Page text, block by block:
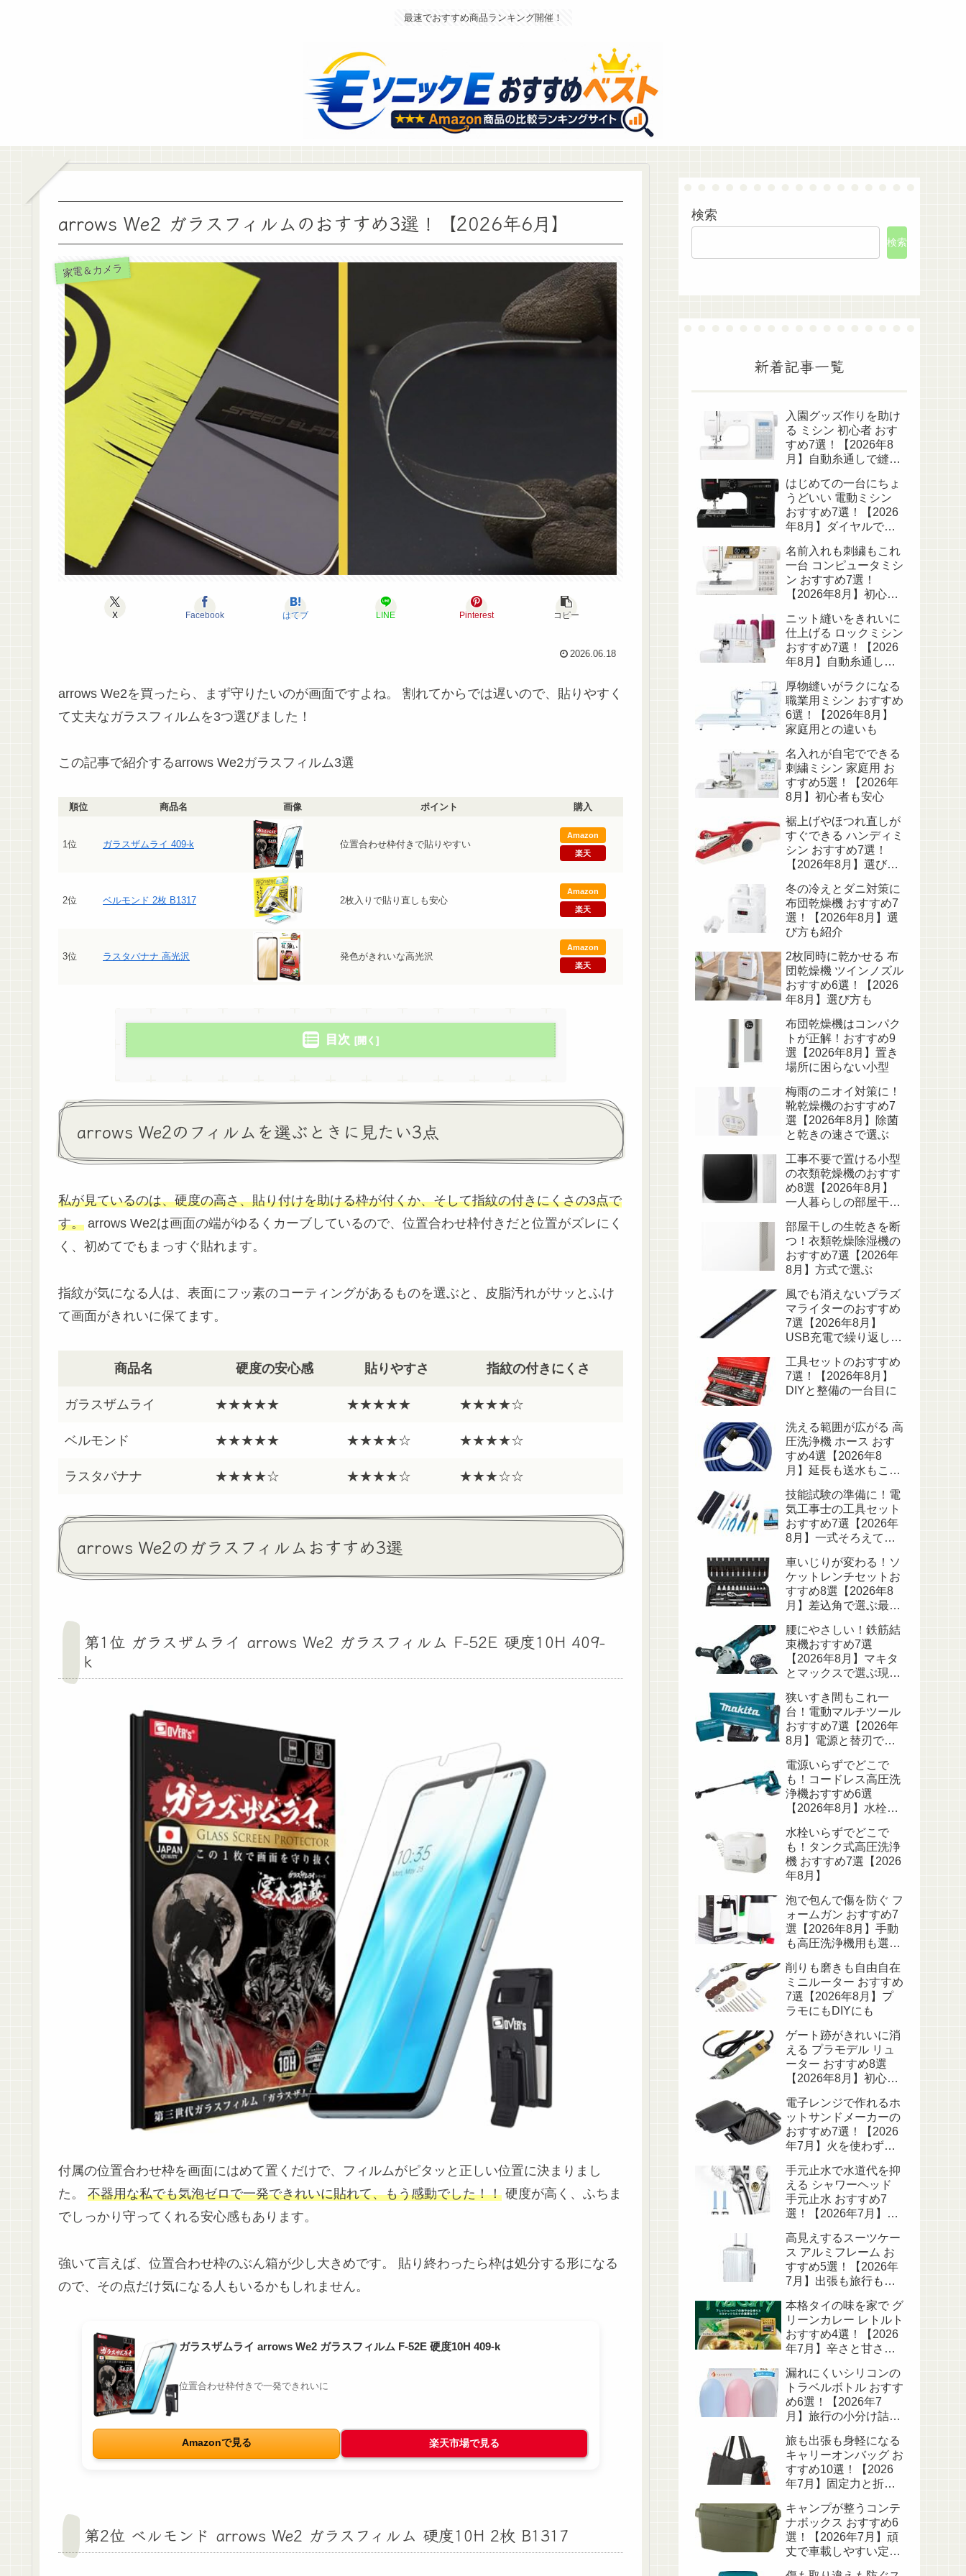
最速でおすすめ商品ランキング開催！
arrows We2 ガラスフィルムのおすすめ3選！【2026年6月】
家電＆カメラ
X Facebook はてブ LINE Pinterest コピー
2026.06.18
arrows We2を買ったら、まず守りたいのが画面ですよね。 割れてからでは遅いので、貼りやすく
て丈夫なガラスフィルムを3つ選びました！
この記事で紹介するarrows We2ガラスフィルム3選
順位 商品名 画像 ポイント 購入
1位 ガラスザムライ 409-k 位置合わせ枠付きで貼りやすい
Amazon
楽天
2位 ベルモンド 2枚 B1317 2枚入りで貼り直しも安心
Amazon
楽天
3位 ラスタバナナ 高光沢 発色がきれいな高光沢
Amazon
楽天
目次
arrows We2のフィルムを選ぶときに見たい3点
私が見ているのは、硬度の高さ、貼り付けを助ける枠が付くか、そして指紋の付きにくさの3点で
す。 arrows We2は画面の端がゆるくカーブしているので、位置合わせ枠付きだと位置がズレにく
く、初めてでもまっすぐ貼れます。
指紋が気になる人は、表面にフッ素のコーティングがあるものを選ぶと、皮脂汚れがサッとふけ
て画面がきれいに保てます。
商品名 硬度の安心感 貼りやすさ 指紋の付きにくさ
ガラスザムライ ★★★★★ ★★★★★ ★★★★☆
ベルモンド ★★★★★ ★★★★☆ ★★★★☆
ラスタバナナ ★★★★☆ ★★★★☆ ★★★☆☆
arrows We2のガラスフィルムおすすめ3選
第1位 ガラスザムライ arrows We2 ガラスフィルム F-52E 硬度10H 409-
k
付属の位置合わせ枠を画面にはめて置くだけで、フィルムがピタッと正しい位置に決まりまし
た。 不器用な私でも気泡ゼロで一発できれいに貼れて、もう感動でした！！ 硬度が高く、ふちま
でしっかり守ってくれる安心感もあります。
強いて言えば、位置合わせ枠のぶん箱が少し大きめです。 貼り終わったら枠は処分する形になる
ので、その点だけ気になる人もいるかもしれません。
ガラスザムライ arrows We2 ガラスフィルム F-52E 硬度10H 409-k
位置合わせ枠付きで一発できれいに
Amazonで見る 楽天市場で見る
第2位 ベルモンド arrows We2 ガラスフィルム 硬度10H 2枚 B1317
検索
検索
新着記事一覧
入園グッズ作りを助け
る ミシン 初心者 おす
すめ7選！【2026年8
月】自動糸通しで縫い
はじめての一台にちょ
うどいい 電動ミシン
おすすめ7選！【2026
年8月】ダイヤルで簡
名前入れも刺繍もこれ
一台 コンピュータミシ
ン おすすめ7選！
【2026年8月】初心者
ニット縫いをきれいに
仕上げる ロックミシン
おすすめ7選！【2026
年8月】自動糸通しで
厚物縫いがラクになる
職業用ミシン おすすめ
6選！【2026年8月】
家庭用との違いも
名入れが自宅でできる
刺繍ミシン 家庭用 お
すすめ5選！【2026年
8月】初心者も安心
裾上げやほつれ直しが
すぐできる ハンディミ
シン おすすめ7選！
【2026年8月】選び方
冬の冷えとダニ対策に
布団乾燥機 おすすめ7
選！【2026年8月】選
び方も紹介
2枚同時に乾かせる 布
団乾燥機 ツインノズル
おすすめ6選！【2026
年8月】選び方も
布団乾燥機はコンパク
トが正解！おすすめ9
選【2026年8月】置き
場所に困らない小型
梅雨のニオイ対策に！
靴乾燥機のおすすめ7
選【2026年8月】除菌
と乾きの速さで選ぶ
工事不要で置ける小型
の衣類乾燥機のおすす
め8選【2026年8月】
一人暮らしの部屋干し
部屋干しの生乾きを断
つ！衣類乾燥除湿機の
おすすめ7選【2026年
8月】方式で選ぶ
風でも消えないプラズ
マライターのおすすめ
7選【2026年8月】
USB充電で繰り返し使
工具セットのおすすめ
7選！【2026年8月】
DIYと整備の一台目に
洗える範囲が広がる 高
圧洗浄機 ホース おす
すめ4選【2026年8
月】延長も送水もこれ
技能試験の準備に！電
気工事士の工具セット
おすすめ7選【2026年
8月】一式そろえて練
車いじりが変わる！ソ
ケットレンチセットお
すすめ8選【2026年8
月】差込角で選ぶ最初
腰にやさしい！鉄筋結
束機おすすめ7選
【2026年8月】マキタ
とマックスで選ぶ現場
狭いすき間もこれ一
台！電動マルチツール
おすすめ7選【2026年
8月】電源と替刃で選
電源いらずでどこで
も！コードレス高圧洗
浄機おすすめ6選
【2026年8月】水栓な
水栓いらずでどこで
も！タンク式高圧洗浄
機 おすすめ7選【2026
年8月】
泡で包んで傷を防ぐ フ
ォームガン おすすめ7
選【2026年8月】手動
も高圧洗浄機用も選べ
削りも磨きも自由自在
ミニルーター おすすめ
7選【2026年8月】プ
ラモにもDIYにも
ゲート跡がきれいに消
える プラモデル リュ
ーター おすすめ8選
【2026年8月】初心者
電子レンジで作れるホ
ットサンドメーカーの
おすすめ7選！【2026
年7月】火を使わず洗
手元止水で水道代を抑
える シャワーヘッド
手元止水 おすすめ7
選！【2026年7月】節
高見えするスーツケー
ス アルミフレーム お
すすめ5選！【2026年
7月】出張も旅行も頼
本格タイの味を家で グ
リーンカレー レトルト
おすすめ4選！【2026
年7月】辛さと甘さで
漏れにくいシリコンの
トラベルボトル おすす
め6選！【2026年7
月】旅行の小分け詰め
旅も出張も身軽になる
キャリーオンバッグ お
すすめ10選！【2026
年7月】固定力と折り
キャンプが整うコンテ
ナボックス おすすめ6
選！【2026年7月】頑
丈で車載しやすい定番